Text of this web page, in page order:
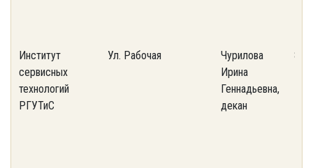
Институт
сервисных
технологий
РГУТиС
Ул. Рабочая
Чурилова
Ирина
Геннадьевна,
декан